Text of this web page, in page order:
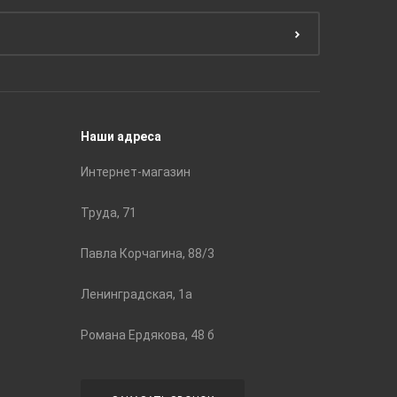
Наши адреса
Интернет-магазин
Труда, 71
Павла Корчагина, 88/3
Ленинградская, 1а
Романа Ердякова, 48 б